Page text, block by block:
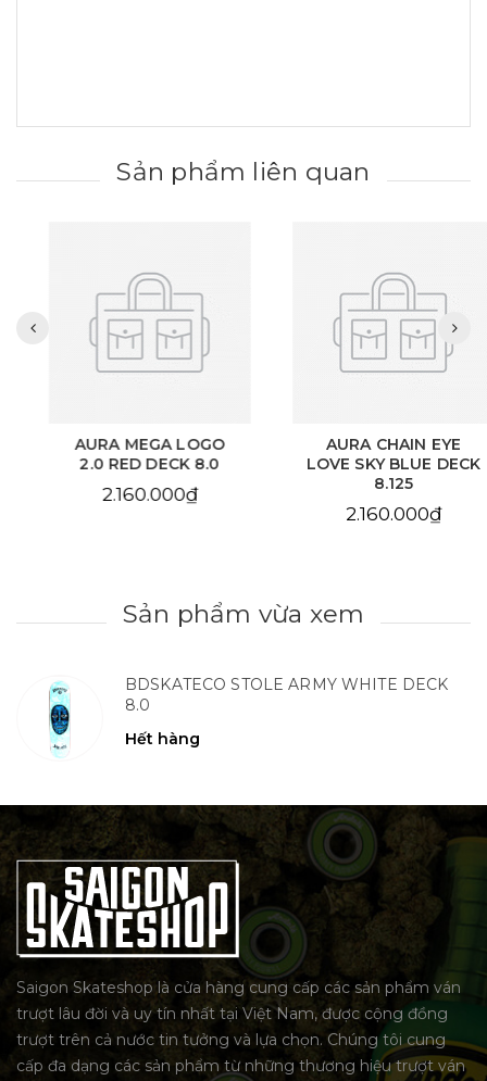
Sản phẩm liên quan
AURA MEGA LOGO
2.0 RED DECK 8.0
2.160.000₫
AURA CHAIN EYE
LOVE SKY BLUE DECK
8.125
2.160.000₫
Sản phẩm vừa xem
BDSKATECO STOLE ARMY WHITE DECK
8.0
Hết hàng
Saigon Skateshop là cửa hàng cung cấp các sản phẩm ván
trượt lâu đời và uy tín nhất tại Việt Nam, được cộng đồng
trượt trên cả nước tin tưởng và lựa chọn. Chúng tôi cung
cấp đa dạng các sản phẩm từ những thương hiệu trượt ván